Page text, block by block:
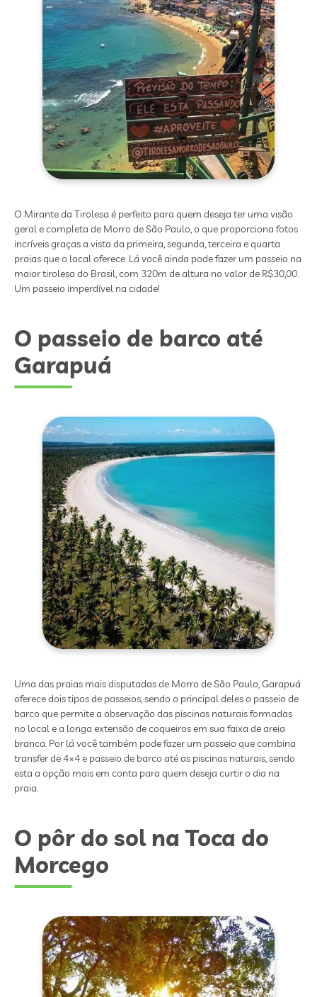
O Mirante da Tirolesa é perfeito para quem deseja ter uma visão
geral e completa de Morro de São Paulo, o que proporciona fotos
incríveis graças a vista da primeira, segunda, terceira e quarta
praias que o local oferece. Lá você ainda pode fazer um passeio na
maior tirolesa do Brasil, com 320m de altura no valor de R$30,00.
Um passeio imperdível na cidade!
O passeio de barco até
Garapuá
Uma das praias mais disputadas de Morro de São Paulo, Garapuá
oferece dois tipos de passeios, sendo o principal deles o passeio de
barco que permite a observação das piscinas naturais formadas
no local e a longa extensão de coqueiros em sua faixa de areia
branca. Por lá você também pode fazer um passeio que combina
transfer de 4×4 e passeio de barco até as piscinas naturais, sendo
esta a opção mais em conta para quem deseja curtir o dia na
praia.
O pôr do sol na Toca do
Morcego